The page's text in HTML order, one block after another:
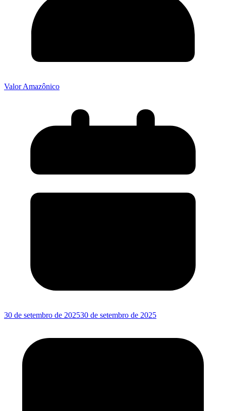
Valor Amazônico
30 de setembro de 202530 de setembro de 2025